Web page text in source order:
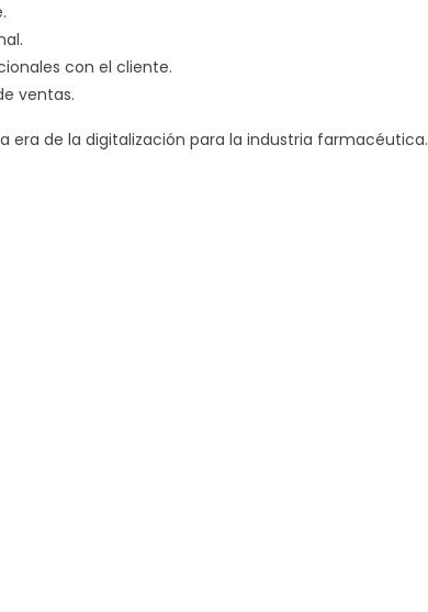
con el cliente.
ventas.
era de la digitalización para la industria farmacéutica.